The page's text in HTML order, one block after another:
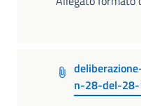
n-28-del-